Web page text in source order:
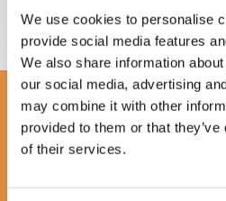
We use cookies to personalise
provide social media features
We also share information
our social media, advertising
may combine it with other
provided to them or that
of their services.